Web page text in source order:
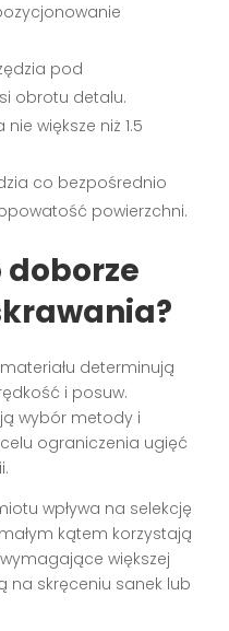
pod
obrotu detalu.
większe niż 1.5
co bezpośrednio
powierzchni.
doborze
determinują
i posuw.
wybór metody i
ograniczenia ugięć
wpływa na selekcję
kątem korzystają
większej
na skręceniu sanek lub